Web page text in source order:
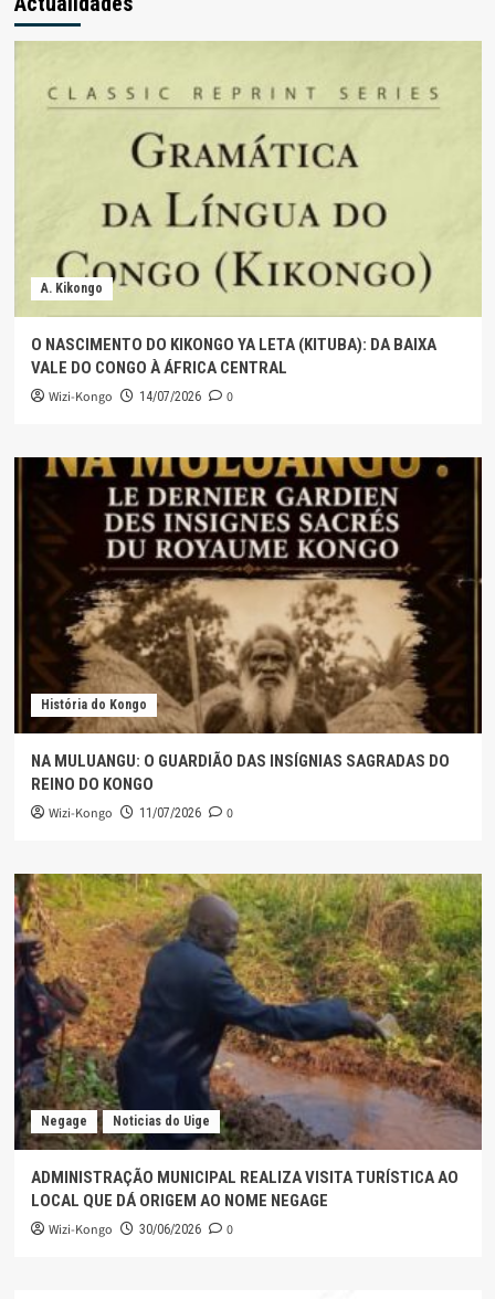
A. Kikongo
O NASCIMENTO DO KIKONGO YA LETA (KITUBA): DA BAIXA
VALE DO CONGO À ÁFRICA CENTRAL
Wizi-Kongo 14/07/2026 0
História do Kongo
NA MULUANGU: O GUARDIÃO DAS INSÍGNIAS SAGRADAS DO
REINO DO KONGO
Wizi-Kongo 11/07/2026 0
Negage Noticias do Uige
ADMINISTRAÇÃO MUNICIPAL REALIZA VISITA TURÍSTICA AO
LOCAL QUE DÁ ORIGEM AO NOME NEGAGE
Wizi-Kongo 30/06/2026 0